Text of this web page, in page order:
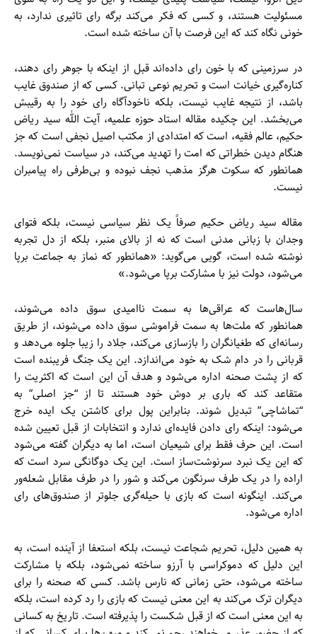
مسئولیت هستند، و کسی که فکر می‌کند برگه رای تاثیری ندارد، به
خونی نگاه کند که این فرصت با آن ساخته شده است.
در سرزمینی که با خون رای داده‌اند قبل از اینکه با جوهر رای دهند،
کناره‌گیری خیانت است و تحریم نوعی تبانی. کسی که از صندوق غایب
باشد، از نتیجه غایب نیست، بلکه ناخودآگاه رای خود را به رقیبش
می‌بخشد. این چکیده مقاله استاد حوزه علمیه، آیت الله سید ریاض
حکیم، عالم فقیه، است که امتدادی از مکتب اصیل نجفی است که جز
هنگام دیدن خطراتی که امت را تهدید می‌کند، در سیاست نمی‌نویسد.
همانطور که سکوت هرگز مذهب نجف نبوده و بی‌طرفی راه پیامبران
نیست.
مقاله سید ریاض حکیم صرفاً یک نظر سیاسی نیست، بلکه فتوای
وجدان با زبانی مدنی است که نه از بالای منبر، بلکه از دل تجربه
نوشته شده است، گویی می‌گوید: «همانطور که نماز به جماعت برپا
می‌شود، دولت نیز با مشارکت برپا می‌شود.»
سال‌هاست که عراقی‌ها به سمت ناامیدی سوق داده می‌شوند،
همانطور که ملت‌ها به سمت فراموشی سوق داده می‌شوند، از طریق
رسانه‌ای که طغیانگران را بازسازی می‌کند، جلاد را زیبا جلوه می‌دهد و
قربانی را در دام شک به خود می‌اندازد. این یک جنگ فریبنده است
که از پشت صحنه اداره می‌شود و هدف آن این است که اکثریت را
متقاعد کند که باری بر دوش خود هستند تا از “جز اصلی” به
“تماشاچی” تبدیل شوند. بنابراین پول برای کاشتن یک ایده خرج
می‌شود: اینکه رای دادن فایده‌ای ندارد و انتخابات از قبل تعیین شده
است. این حرف فقط برای شیعیان است، اما به دیگران گفته می‌شود
که این یک نبرد سرنوشت‌ساز است. این یک دوگانگی سرد است که
اراده را در یک طرف سرنگون می‌کند و شور را در طرف مقابل شعله‌ور
می‌کند. اینگونه است که بازی با حیله‌گری جلوتر از صندوق‌های رای
اداره می‌شود.
به همین دلیل، تحریم شجاعت نیست، بلکه استعفا از آینده است، به
این دلیل که دموکراسی با آرزو ساخته نمی‌شود، بلکه با مشارکت
ساخته می‌شود، حتی زمانی که نارس باشد. کسی که صحنه را برای
دیگران ترک می‌کند به این معنی نیست که بازی را رد کرده است، بلکه
به این معنی است که از قبل شکست را پذیرفته است. تاریخ به کسانی